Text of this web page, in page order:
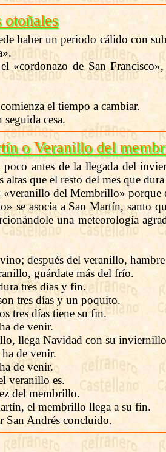
otoñales
haber un periodo cálido con
«cordonazo de San
el tiempo a cambiar.
seguida cesa.
o Veranillo del
antes de la llegada del
altas que el resto del mes que
«veranillo del Membrillo»
se asocia a San Martín, santo
una meteorología
después del veranillo,
guárdate más del frío.
tres días y fin.
tres días y un poquito.
tres días tiene su fin.
de venir.
llega Navidad con su
de venir.
de venir.
veranillo es.
del membrillo.
el membrillo llega a su fin.
San Andrés concluido.